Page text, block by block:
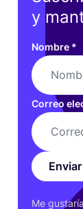
y
Nombre *
Correo
Enviar
Me